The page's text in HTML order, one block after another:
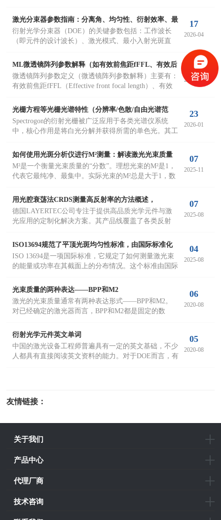
多种型号，并对这些型号的差异进行了比较，同时阐述
了方解石偏振棱镜与新型α-BBO偏光棱镜之间的区别。
激光分束器参数指南：分离角、均匀性、衍射效率、最
小入射光直径与零级一次读懂
衍射光学分束器（DOE）的关键参数包括：工作波长
（即元件的设计波长）、激光模式、最小入射光斑直
相邻光束分离角、全角（即总偏转角度）、衍射效率、
均匀性以及零级光强。
17
2026-04
ML微透镜阵列参数解释（如有效前焦距fFFL、有效后
焦距fBFL），微透镜阵列匀化光路设置
微透镜阵列参数定义（微透镜阵列参数解释）主要有：
有效前焦距fFFL（Effective front focal length）、有效
距fg（Focal length in glass）、数值孔径NA（Numerical
aperture）、F数（F-number）、菲涅尔数（Fresnel
number）、透镜矢高sag（Lens sag）。
16
2026-04
光栅方程等光栅光谱特性（分辨率/色散/自由光谱范
围）的原理与公式解析，Spectrogon光栅
Spectrogon的衍射光栅被广泛应用于各类光谱仪系统
中，核心作用是将白光分解并获得所需的单色光。其工
射角、衍射角与波长之间的对应关系由经典的光栅方程
23
2026-01
如何使用光斑分析仪进行M²测量：解读激光光束质量
的关键
M²是一个衡量光束质量的“分数”。理想光束的M²是1，
代表它最纯净、最集中。实际光束的M²总是大于1，数
因为激光器内部的各种不完美因素（如元件失调、材料
不均）导致光束不纯，混入了其他模式，使其无法像理
想光束那样完美聚焦和传播。
07
2025-11
用光腔衰荡法CRDS测量高反射率的方法概述，
LAYERTEC
德国LAYERTEC公司专注于提供高品质光学元件与激
光应用的定制化解决方案。其产品线覆盖了各类反射
激光科研、医疗技术、机床制造及半导体制造等关键领
域。为确保其反射镜产品达到卓越的高反射率性能，
LAYERTEC采用了业界领先的测量技术——光腔衰荡
法进行精测量(光腔衰荡法Cavity Ring Down
07
2025-08
ISO13694规范了平顶光斑均匀性标准，由国际标准化
组织（ISO）制定
ISO 13694是一项国际标准，它规定了如何测量激光束
的能量或功率在其截面上的分布情况。这个标准由国际
激光和激光相关设备—激光束功率（能量）密度分布的
测试方法》。
04
2025-08
光束质量的两种表达——BPP和M2
激光的光束质量通常有两种表达形式——BPP和M2。
对已经确定的激光器而言，BPP和M2都是固定的数
分析仪实现准确测量。
06
2020-08
衍射光学元件英文单词
中国的激光设备工程师普遍具有一定的英文基础，不少
人都具有直接阅读英文资料的能力。对于DOE而言，有
05
2020-08
友情链接：
关于我们
产品中心
代理厂商
技术咨询